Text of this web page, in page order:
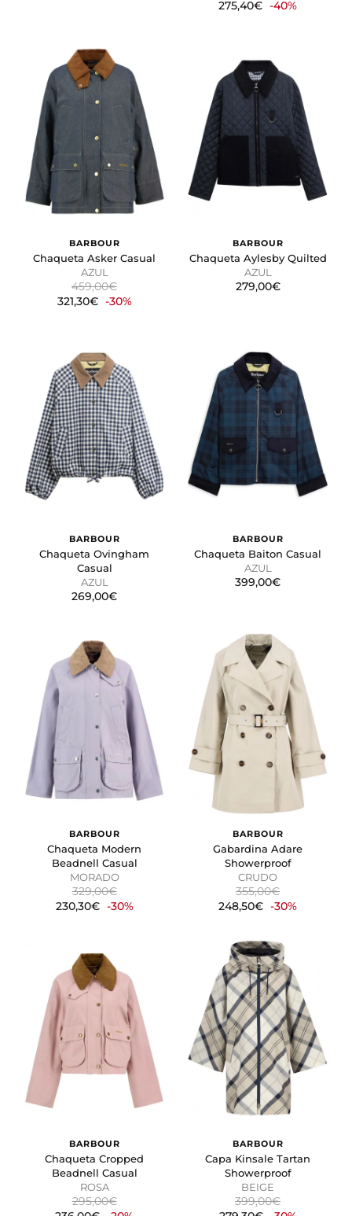
275,40€ -40%
BARBOUR
Chaqueta Asker Casual
AZUL
459,00€
321,30€ -30%
BARBOUR
Chaqueta Aylesby Quilted
AZUL
279,00€
BARBOUR
Chaqueta Ovingham
Casual
AZUL
269,00€
BARBOUR
Chaqueta Baiton Casual
AZUL
399,00€
BARBOUR
Chaqueta Modern
Beadnell Casual
MORADO
329,00€
230,30€ -30%
BARBOUR
Gabardina Adare
Showerproof
CRUDO
355,00€
248,50€ -30%
BARBOUR
Chaqueta Cropped
Beadnell Casual
ROSA
295,00€
BARBOUR
Capa Kinsale Tartan
Showerproof
BEIGE
399,00€